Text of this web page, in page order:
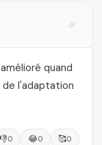
quand
de l'adaptation
👎0 😂0 🥰0